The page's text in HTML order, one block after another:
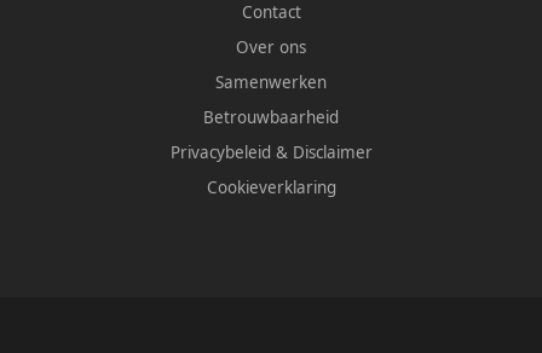
Contact
Over ons
Samenwerken
Betrouwbaarheid
Privacybeleid & Disclaimer
Cookieverklaring